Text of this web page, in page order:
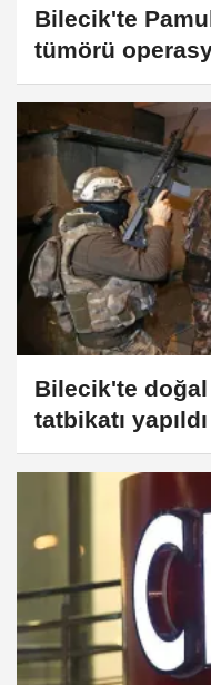
Bilecik'te
tümörü
Bilecik'te doğal
tatbikatı yapıldı